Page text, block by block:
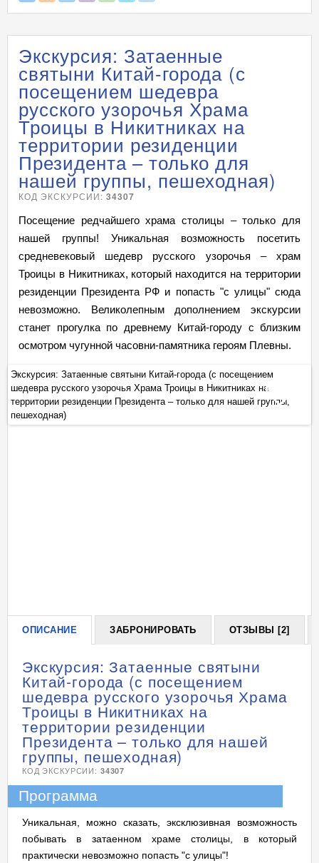
Экскурсия: Затаенные
святыни Китай-города (с
посещением шедевра
русского узорочья Храма
Троицы в Никитниках на
территории резиденции
Президента – только для
нашей группы, пешеходная)
КОД ЭКСКУРСИИ:34307
Посещение редчайшего храма столицы – только для
нашей группы! Уникальная возможность посетить
средневековый шедевр русского узорочья – храм
Троицы в Никитниках, который находится на территории
резиденции Президента РФ и попасть "с улицы" сюда
невозможно. Великолепным дополнением экскурсии
станет прогулка по древнему Китай-городу с близким
осмотром чугунной часовни-памятника героям Плевны.
Экскурсия: Затаенные святыни Китай-города (с посещением
шедевра русского узорочья Храма Троицы в Никитниках на
территории резиденции Президента – только для нашей группы,
пешеходная)
ОПИСАНИЕ ЗАБРОНИРОВАТЬ ОТЗЫВЫ [2]
Экскурсия: Затаенные святыни
Китай-города (с посещением
шедевра русского узорочья Храма
Троицы в Никитниках на
территории резиденции
Президента – только для нашей
группы, пешеходная)
КОД ЭКСКУРСИИ: 34307
Программа
Уникальная, можно сказать, эксклюзивная возможность
побывать в затаенном храме столицы, в который
практически невозможно попасть "с улицы"!